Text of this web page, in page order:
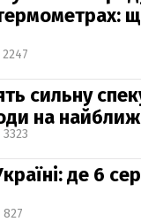
2247
сильну
на
3323
де 6
827